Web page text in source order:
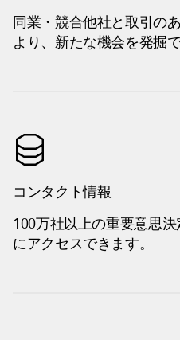
同業・競合他社と取引の
より、新たな機会を発掘
コンタクト情報
100万社以上の重要意思
にアクセスできます。